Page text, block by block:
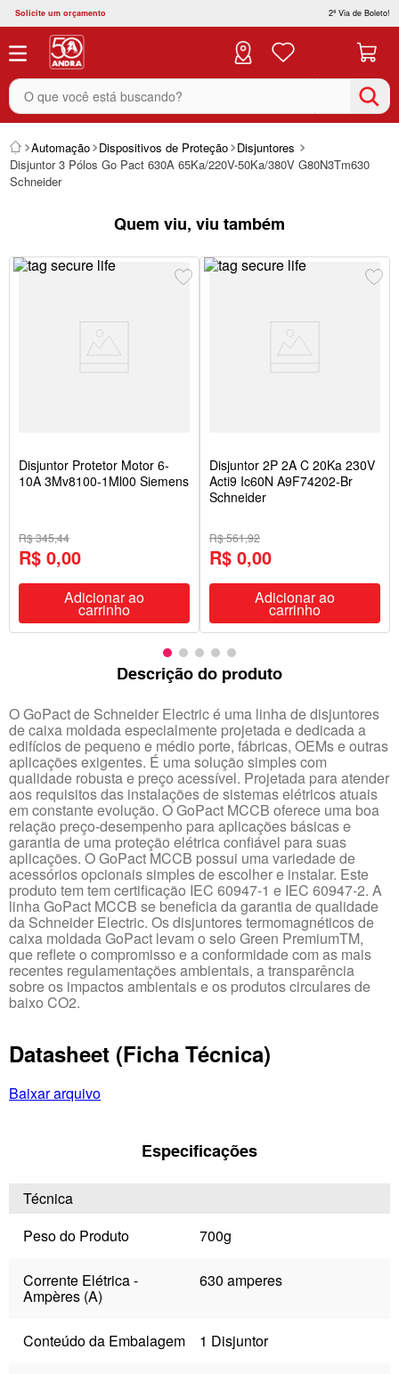
Solicite um orçamento 2ª Via de Boleto!
O que você está buscando?
Automação Dispositivos de Proteção Disjuntores
Disjuntor 3 Pólos Go Pact 630A 65Ka/220V-50Ka/380V G80N3Tm630
Schneider
Quem viu, viu também
Disjuntor Protetor Motor 6-
10A 3Mv8100-1Ml00 Siemens
R$ 345,44
R$ 0,00
Adicionar ao
carrinho
Disjuntor 2P 2A C 20Ka 230V
Acti9 Ic60N A9F74202-Br
Schneider
R$ 561,92
R$ 0,00
Adicionar ao
carrinho
Descrição do produto
O GoPact de Schneider Electric é uma linha de disjuntores
de caixa moldada especialmente projetada e dedicada a
edifícios de pequeno e médio porte, fábricas, OEMs e outras
aplicações exigentes. É uma solução simples com
qualidade robusta e preço acessível. Projetada para atender
aos requisitos das instalações de sistemas elétricos atuais
em constante evolução. O GoPact MCCB oferece uma boa
relação preço-desempenho para aplicações básicas e
garantia de uma proteção elétrica confiável para suas
aplicações. O GoPact MCCB possui uma variedade de
acessórios opcionais simples de escolher e instalar. Este
produto tem tem certificação IEC 60947-1 e IEC 60947-2. A
linha GoPact MCCB se beneficia da garantia de qualidade
da Schneider Electric. Os disjuntores termomagnéticos de
caixa moldada GoPact levam o selo Green PremiumTM,
que reflete o compromisso e a conformidade com as mais
recentes regulamentações ambientais, a transparência
sobre os impactos ambientais e os produtos circulares de
baixo CO2.
Datasheet (Ficha Técnica)
Baixar arquivo
Especificações
Técnica
Peso do Produto
700g
Corrente Elétrica -
Ampères (A)
630 amperes
Conteúdo da Embalagem 1 Disjuntor